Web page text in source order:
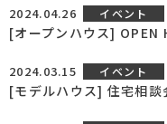
2024.04.26 イベント
2024.03.15 イベント
[モデルハウス] 住宅相